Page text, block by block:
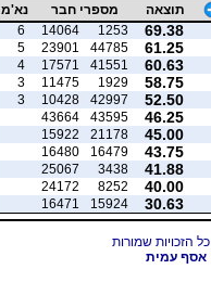
תוצאה מספרי חבר נא'מ
69.38
1253
14064
6
61.25
44785
23901
5
60.63
41551
17571
4
58.75
1929
11475
3
52.50
42997
10428
3
46.25
43595
43664
45.00
21178
15922
43.75
16479
16480
41.88
3438
25067
40.00
8252
24172
30.63
15924
16471
אסף עמית